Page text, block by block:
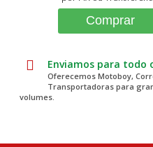
Comprar
Enviamos para todo
Oferecemos Motoboy,
Transportadoras para
volumes.